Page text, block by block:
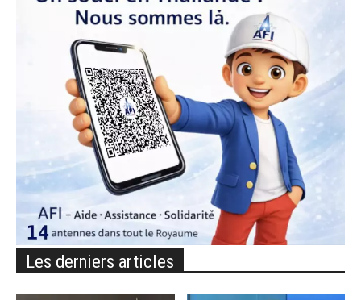
Les derniers articles